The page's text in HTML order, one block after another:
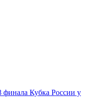
финала Кубка России у